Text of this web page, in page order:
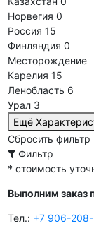
Норвегия 0
Россия 15
Финляндия 0
Месторождение
Карелия 15
Ленобласть 6
Урал 3
Ещё
Сбросить фильтр
Фильтр
* стоимость
Выполним заказ
Тел.: +7 906-